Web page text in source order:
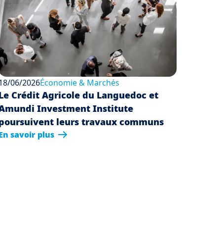
06/2026Économie & Marchés
Crédit Agricole du Languedoc et
Investment Institute
leurs travaux communs
savoir plus